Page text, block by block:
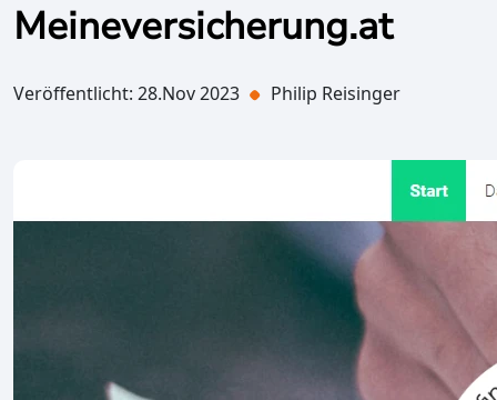
Meineversicherung.at
Veröffentlicht: 28.Nov 2023 Philip Reisinger